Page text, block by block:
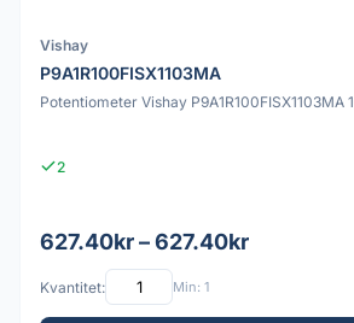
Vishay
P9A1R100FISX1103MA
Potentiometer Vishay P9A1R100FISX1103MA
2
627.40kr – 627.40kr
Kvantitet: Min: 1